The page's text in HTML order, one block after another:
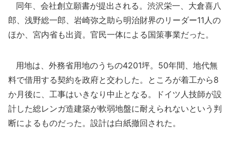
同年、会社創立願書が提出される。渋沢栄一、大倉喜八
郎、浅野総一郎、岩崎弥之助ら明治財界のリーダー11人の
ほか、宮内省も出資。官民一体による国策事業だった。
用地は、外務省用地のうちの4201坪。50年間、地代無
料で借用する契約を政府と交わした。ところが着工から8
か月後に、工事はいきなり中止となる。ドイツ人技師が設
計した総レンガ造建築が軟弱地盤に耐えられないという判
断によるものだった。設計は白紙撤回された。